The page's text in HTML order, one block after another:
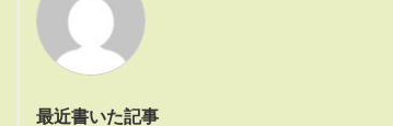
最近書いた記事